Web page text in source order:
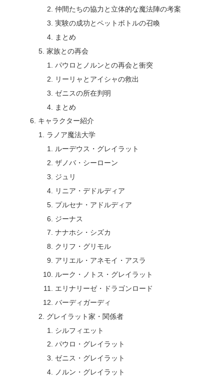
仲間たちの協力と立体的な魔法陣の考案
実験の成功とペットボトルの召喚
まとめ
家族との再会
パウロとノルンとの再会と衝突
リーリャとアイシャの救出
ゼニスの所在判明
まとめ
キャラクター紹介
ラノア魔法大学
ルーデウス・グレイラット
ザノバ・シーローン
ジュリ
リニア・デドルディア
プルセナ・アドルディア
ジーナス
ナナホシ・シズカ
クリフ・グリモル
アリエル・アネモイ・アスラ
ルーク・ノトス・グレイラット
エリナリーゼ・ドラゴンロード
バーディガーディ
グレイラット家・関係者
シルフィエット
パウロ・グレイラット
ゼニス・グレイラット
ノルン・グレイラット